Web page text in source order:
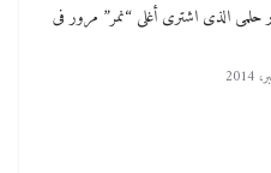
حلمى الذى اشترى أغلى “نمر” مرور فى